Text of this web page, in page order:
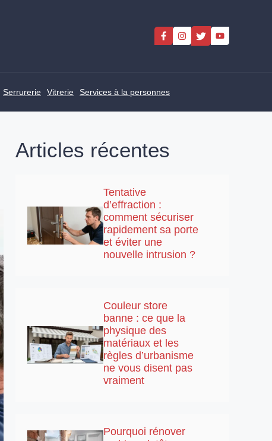
Serrurerie Vitrerie Services à la personnes
Articles récentes
Tentative
d’effraction :
comment sécuriser
rapidement sa porte
et éviter une
nouvelle intrusion ?
Couleur store
banne : ce que la
physique des
matériaux et les
règles d’urbanisme
ne vous disent pas
vraiment
Pourquoi rénover